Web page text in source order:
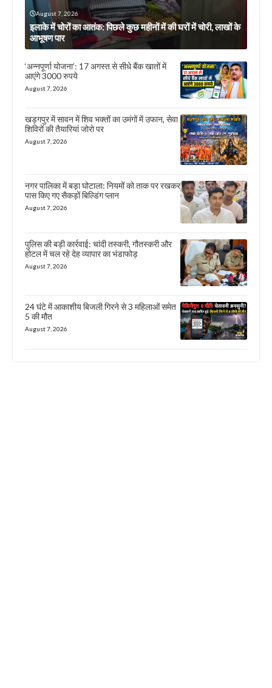
August 7, 2026
इलाके में चोरों का आतंक: पिछले कुछ महीनों में की घरों में चोरी, लाखों के
आभूषण पार
‘अन्नपूर्णा योजना’: 17 अगस्त से सीधे बैंक खातों में
आएंगे 3000 रुपये
August 7, 2026
खड़गपुर में सावन में शिव भक्तों का उमंगों में उफान, सेवा
शिविरों की तैयारियां जोरो पर
August 7, 2026
नगर पालिका में बड़ा घोटाला: नियमों को ताक पर रखकर
पास किए गए सैकड़ों बिल्डिंग प्लान
August 7, 2026
पुलिस की बड़ी कार्रवाई: चांदी तस्करी, गौतस्करी और
होटल में चल रहे देह व्यापार का भंडाफोड़
August 7, 2026
24 घंटे में आकाशीय बिजली गिरने से 3 महिलाओं समेत
5 की मौत
August 7, 2026